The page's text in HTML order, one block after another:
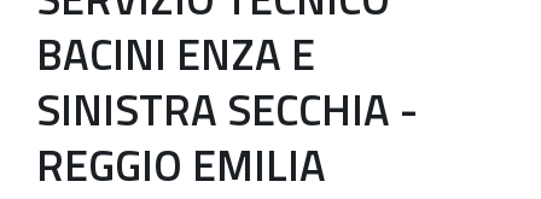
BACINI ENZA E
SINISTRA SECCHIA -
REGGIO EMILIA